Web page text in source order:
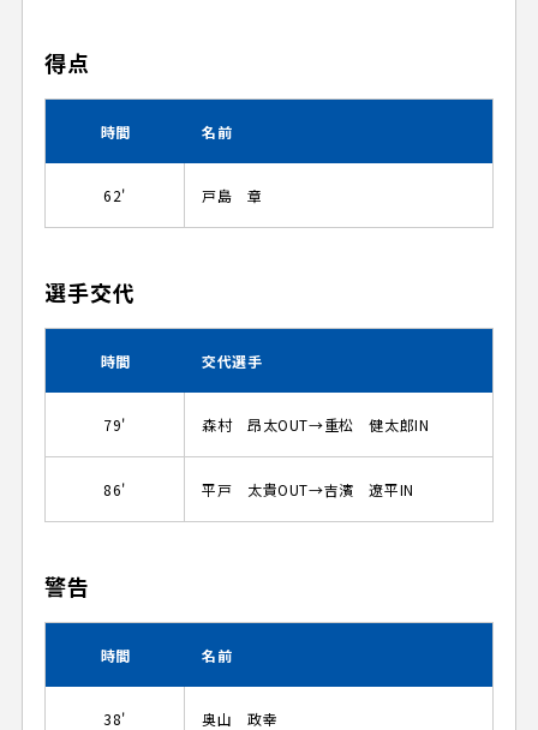
得点
時間 名前
62' 戸島 章
選手交代
時間 交代選手
79' 森村 昂太OUT→重松 健太郎IN
86' 平戸 太貴OUT→吉濱 遼平IN
警告
時間 名前
38' 奥山 政幸